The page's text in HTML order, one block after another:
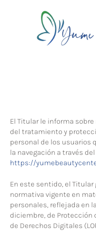
El Titular le informa
del tratamiento y
personal de los usuarios
la navegación a través
https://
En este sentido, el
normativa vigente en
personales, reflejada en
diciembre, de Protección
de Derechos Digitales